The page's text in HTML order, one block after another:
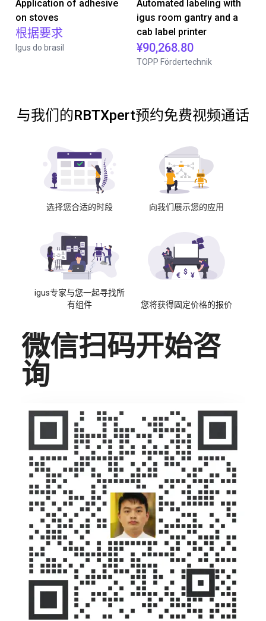
Application of adhesive
on stoves
根据要求
Igus do brasil
Automated labeling with
igus room gantry and a
cab label printer
¥90,268.80
TOPP Fördertechnik
与我们的RBTXpert预约免费视频通话
选择您合适的时段 向我们展示您的应用
igus专家与您一起寻找所
有组件
您将获得固定价格的报价
微信扫码开始咨
询